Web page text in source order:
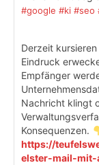
#google #ki #seo
Derzeit
Eindruck
Empfänger
Nachricht klingt
Konsequenzen.
https://
elster-mail-mit-